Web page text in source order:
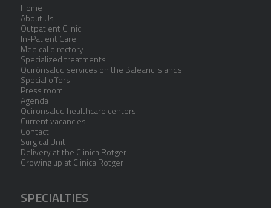
Home
About Us
Outpatient Clinic
In-Patient Care
Medical directory
Specialized treatments
Quirónsalud services on the Balearic Islands
Special offers
Press room
Agenda
Quironsalud healthcare centers
Current vacancies
Contact
Surgical Unit
Delivery at the Clinica Rotger
Growing up at Clinica Rotger
SPECIALTIES